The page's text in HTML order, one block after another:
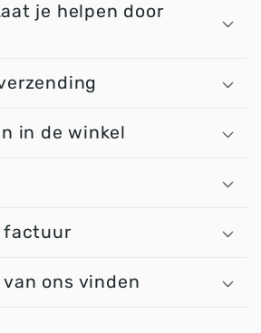
je helpen door
in de winkel
factuur
ons vinden